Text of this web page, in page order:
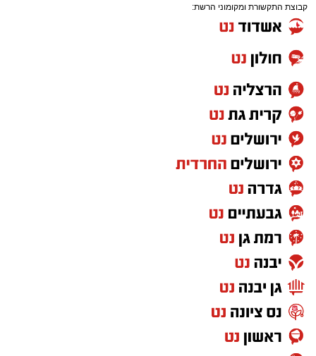
קבוצת התקשורת ומקומוני הרשת: